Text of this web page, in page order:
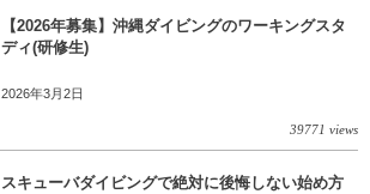
【2026年募集】沖縄ダイビングのワーキングスタ
ディ(研修生)
2026年3月2日
39771 views
スキューバダイビングで絶対に後悔しない始め方